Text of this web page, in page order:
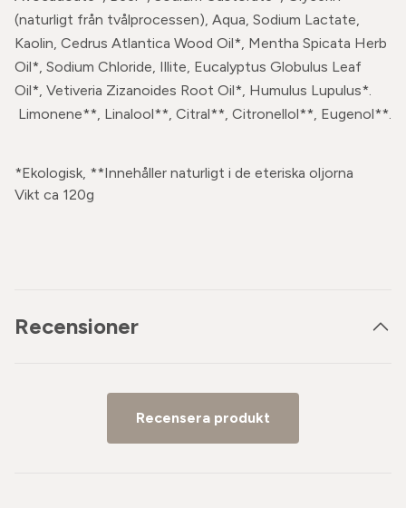
(naturligt från tvålprocessen), Aqua, Sodium Lactate,
Kaolin, Cedrus Atlantica Wood Oil*, Mentha Spicata Herb
Oil*, Sodium Chloride, Illite, Eucalyptus Globulus Leaf
Oil*, Vetiveria Zizanoides Root Oil*, Humulus Lupulus*.
Limonene**, Linalool**, Citral**, Citronellol**, Eugenol**.
*Ekologisk, **Innehåller naturligt i de eteriska oljorna
Vikt ca 120g
Recensioner
Recensera produkt